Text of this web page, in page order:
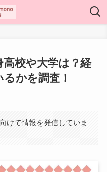
高校や大学は？経
かを調査！
けて情報を発信していま